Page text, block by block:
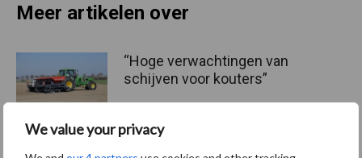
We value your privacy
Meer artikelen over
“Hoge verwachtingen van
schijven voor kouters”